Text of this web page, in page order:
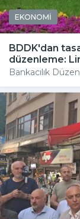
EKONOMİ
BDDK'dan
düzenleme:
Bankacılık